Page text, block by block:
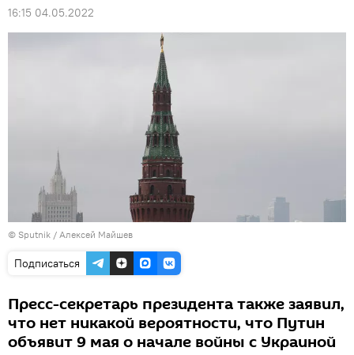
16:15 04.05.2022
© Sputnik / Алексей Майшев
Подписаться
Пресс-секретарь президента также заявил,
что нет никакой вероятности, что Путин
объявит 9 мая о начале войны с Украиной